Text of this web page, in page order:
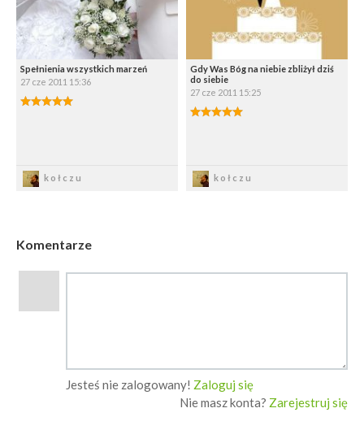
Spełnienia wszystkich marzeń
27 cze 2011 15:36
5.00/5
kołczu
Gdy Was Bóg na niebie zbliżył dziś
do siebie
27 cze 2011 15:25
5.00/5
kołczu
Komentarze
Jesteś nie zalogowany! Zaloguj się
Nie masz konta? Zarejestruj się